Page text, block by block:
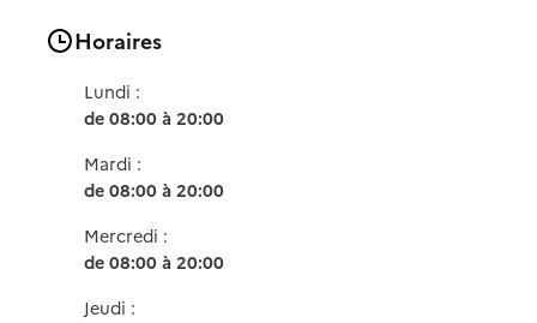
Horaires
Lundi :
de 08:00 à 20:00
Mardi :
de 08:00 à 20:00
Mercredi :
de 08:00 à 20:00
Jeudi :